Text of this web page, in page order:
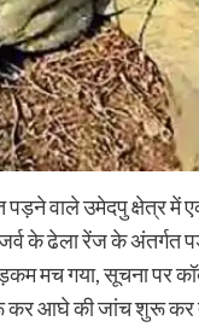
पड़ने वाले उमेदपु क्षेत्र में
के ढेला रेंज के
मच गया, सूचना पर
आघे की जांच शुरू कर